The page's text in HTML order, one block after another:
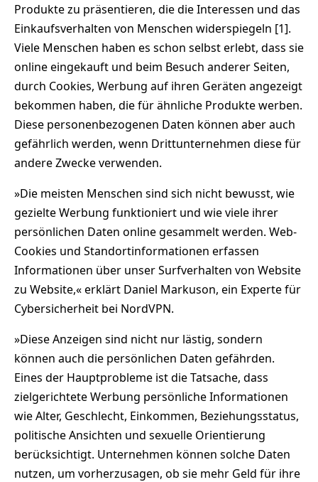
Produkte zu präsentieren, die die Interessen und das
Einkaufsverhalten von Menschen widerspiegeln [1].
Viele Menschen haben es schon selbst erlebt, dass sie
online eingekauft und beim Besuch anderer Seiten,
durch Cookies, Werbung auf ihren Geräten angezeigt
bekommen haben, die für ähnliche Produkte werben.
Diese personenbezogenen Daten können aber auch
gefährlich werden, wenn Drittunternehmen diese für
andere Zwecke verwenden.
»Die meisten Menschen sind sich nicht bewusst, wie
gezielte Werbung funktioniert und wie viele ihrer
persönlichen Daten online gesammelt werden. Web-
Cookies und Standortinformationen erfassen
Informationen über unser Surfverhalten von Website
zu Website,« erklärt Daniel Markuson, ein Experte für
Cybersicherheit bei NordVPN.
»Diese Anzeigen sind nicht nur lästig, sondern
können auch die persönlichen Daten gefährden.
Eines der Hauptprobleme ist die Tatsache, dass
zielgerichtete Werbung persönliche Informationen
wie Alter, Geschlecht, Einkommen, Beziehungsstatus,
politische Ansichten und sexuelle Orientierung
berücksichtigt. Unternehmen können solche Daten
nutzen, um vorherzusagen, ob sie mehr Geld für ihre